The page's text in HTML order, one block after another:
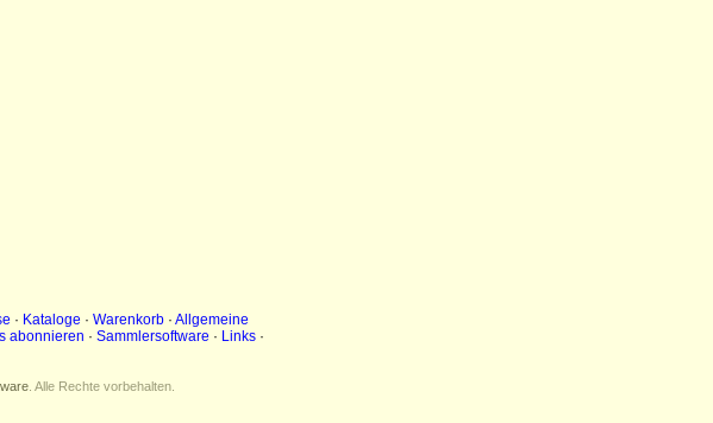
· Kataloge · Warenkorb · Allgemeine
abonnieren · Sammlersoftware · Links ·
. Alle Rechte vorbehalten.